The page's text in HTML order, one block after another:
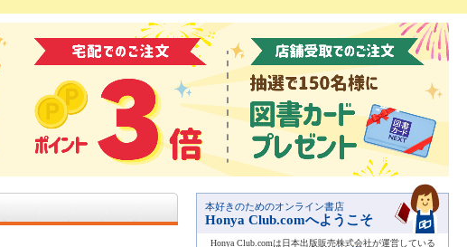
本好きのためのオンライン書店
Honya Club.comへようこそ
Honya Club.comは日本出版販売株式会社が運営している